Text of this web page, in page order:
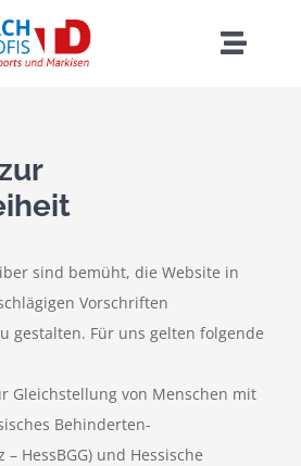
Toggle
konfigurieren
sind bemüht, die Website in
Vorschriften
gestalten. Für uns gelten folgende
Gleichstellung von Menschen mit
Behinderten-
HessBGG) und Hessische